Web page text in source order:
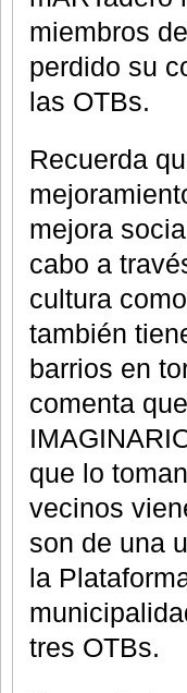
miembros
perdido su
las OTBs.
Recuerda
mejora
cabo a
cultura
también
barrios en
comenta
que lo
vecinos
son de una
la
tres OTBs.